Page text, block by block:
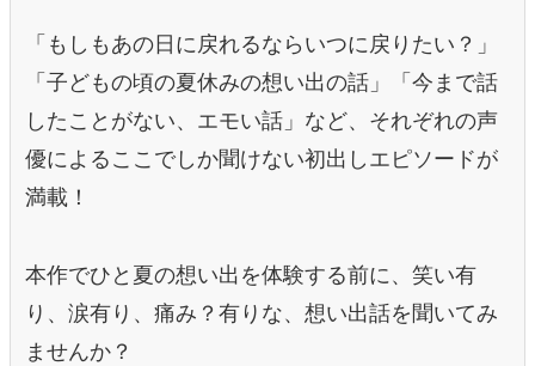
「もしもあの日に戻れるならいつに戻りたい？」
「子どもの頃の夏休みの想い出の話」「今まで話
したことがない、エモい話」など、それぞれの声
優によるここでしか聞けない初出しエピソードが
満載！
本作でひと夏の想い出を体験する前に、笑い有
り、涙有り、痛み？有りな、想い出話を聞いてみ
ませんか？